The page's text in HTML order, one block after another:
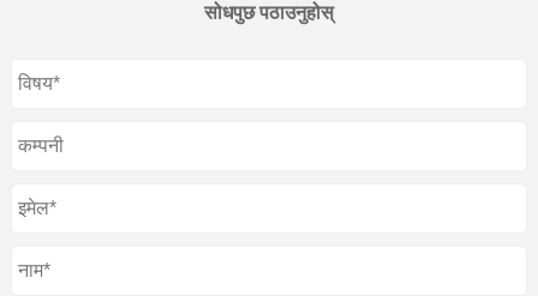
सोधपुछ पठाउनुहोस्